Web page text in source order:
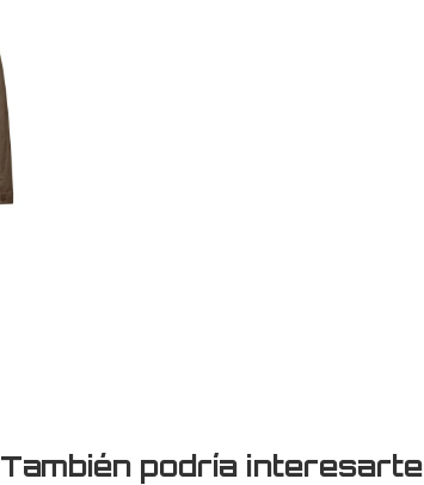
También podría interesarte